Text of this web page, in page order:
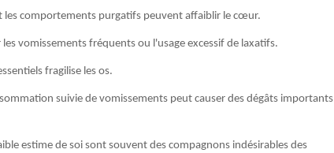
les comportements purgatifs peuvent affaiblir le cœur.
vomissements fréquents ou l'usage excessif de laxatifs.
fragilise les os.
suivie de vomissements peut causer des dégâts importants
estime de soi sont souvent des compagnons indésirables des